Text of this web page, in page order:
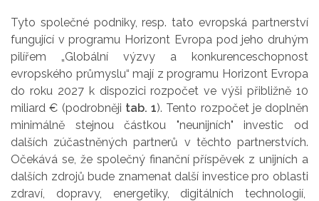
Tyto společné podniky, resp. tato evropská partnerství
fungující v programu Horizont Evropa pod jeho druhým
pilířem „Globální výzvy a konkurenceschopnost
evropského průmyslu“ mají z programu Horizont Evropa
do roku 2027 k dispozici rozpočet ve výši přibližně 10
miliard € (podrobněji tab. 1). Tento rozpočet je doplněn
minimálně stejnou částkou "neunijních" investic od
dalších zúčastněných partnerů v těchto partnerstvích.
Očekává se, že společný finanční příspěvek z unijních a
dalších zdrojů bude znamenat další investice pro oblasti
zdraví, dopravy, energetiky, digitálních technologií,